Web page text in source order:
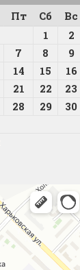
Пт Сб
Вс
1
2
7 8
9
14 15
16
21 22
23
28 29
30